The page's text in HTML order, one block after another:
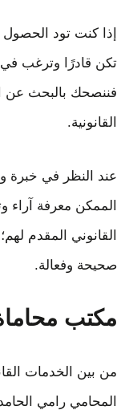
إذا كنت تود
تكن قادرًا وترغب
فننصحك بالبحث عن
القانونية.
عند النظر في خبرة
الممكن معرفة آراء
القانوني المقدم
صحيحة وفعالة.
مكتب
من بين الخدمات
المحامي رامي